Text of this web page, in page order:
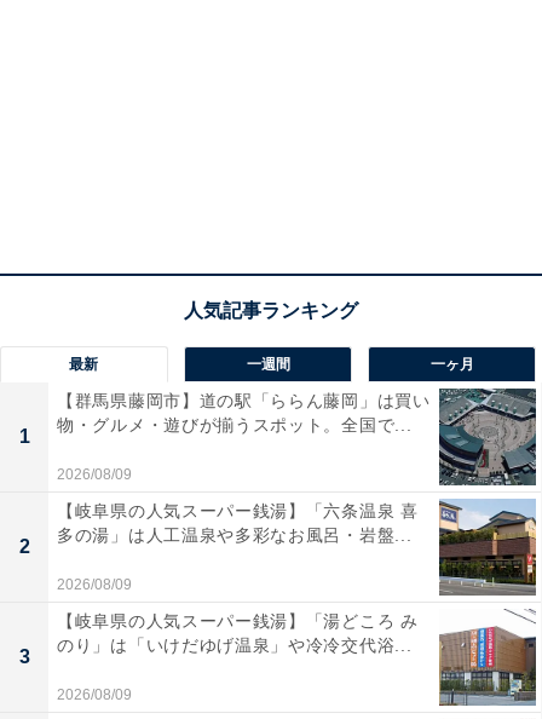
最新 一週間 一ヶ月
1
【群馬県藤岡市】道の駅「ららん藤岡」は買い
物・グルメ・遊びが揃うスポット。全国で...
2026/08/09
2
【岐阜県の人気スーパー銭湯】「六条温泉 喜
多の湯」は人工温泉や多彩なお風呂・岩盤...
2026/08/09
3
【岐阜県の人気スーパー銭湯】「湯どころ み
のり」は「いけだゆげ温泉」や冷冷交代浴...
2026/08/09